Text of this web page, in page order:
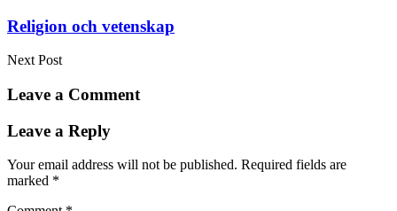
Religion och vetenskap
Next Post
Leave a Comment
Leave a Reply
Your email address will not be published. Required fields are
marked *